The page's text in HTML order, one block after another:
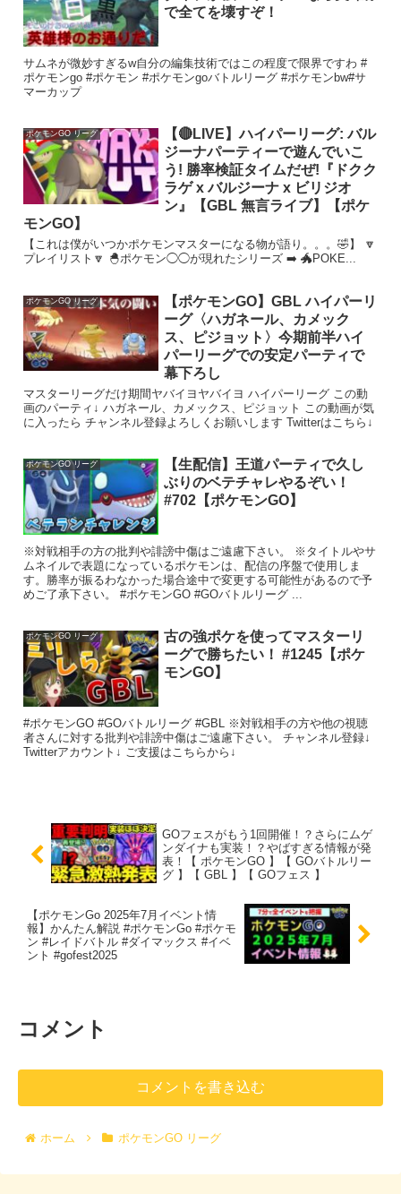
で全てを壊すぞ！
サムネが微妙すぎるw自分の編集技術ではこの程度で限界ですわ #
ポケモンgo #ポケモン #ポケモンgoバトルリーグ #ポケモンbw#サ
マーカップ
ポケモンGO リーグ
【🔴LIVE】ハイパーリーグ: バル
ジーナパーティーで遊んでいこ
う! 勝率検証タイムだぜ!『ドクク
ラゲ x バルジーナ x ビリジオ
ン』【GBL 無言ライブ】【ポケ
モンGO】
【これは僕がいつかポケモンマスターになる物が語り。。。🤣】 🔽
プレイリスト🔽 🐣ポケモン◯◯が現れたシリーズ ➡️ 🐲POKE...
ポケモンGO リーグ
【ポケモンGO】GBL ハイパーリ
ーグ〈ハガネール、カメック
ス、ピジョット〉今期前半ハイ
パーリーグでの安定パーティで
幕下ろし
マスターリーグだけ期間ヤバイヨヤバイヨ ハイパーリーグ この動
画のパーティ↓ ハガネール、カメックス、ピジョット この動画が気
に入ったら チャンネル登録よろしくお願いします Twitterはこちら↓
ポケモンGO リーグ
【生配信】王道パーティで久し
ぶりのベテチャレやるぞい！
#702【ポケモンGO】
※対戦相手の方の批判や誹謗中傷はご遠慮下さい。 ※タイトルやサ
ムネイルで表題になっているポケモンは、配信の序盤で使用しま
す。勝率が振るわなかった場合途中で変更する可能性があるので予
めご了承下さい。 #ポケモンGO #GOバトルリーグ ...
ポケモンGO リーグ
古の強ポケを使ってマスターリ
ーグで勝ちたい！ #1245【ポケ
モンGO】
#ポケモンGO #GOバトルリーグ #GBL ※対戦相手の方や他の視聴
者さんに対する批判や誹謗中傷はご遠慮下さい。 チャンネル登録↓
Twitterアカウント↓ ご支援はこちらから↓
GOフェスがもう1回開催！？さらにムゲ
ンダイナも実装！？やばすぎる情報が発
表！【 ポケモンGO 】【 GOバトルリー
グ 】【 GBL 】【 GOフェス 】
【ポケモンGo 2025年7月イベント情
報】かんたん解説 #ポケモンGo #ポケモ
ン #レイドバトル #ダイマックス #イベ
ント #gofest2025
コメント
コメントを書き込む
ホーム ポケモンGO リーグ